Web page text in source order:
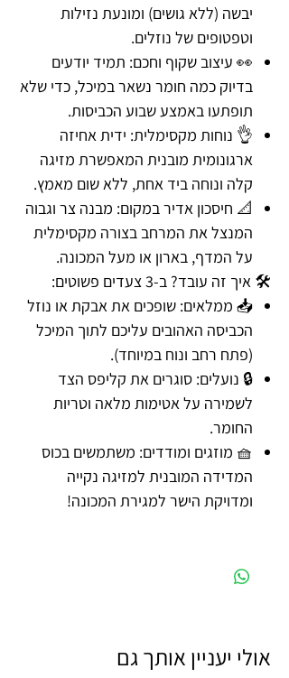
יבשה (ללא גושים) ומונעת נזילות
וטפטופים של נוזלים.
👀 עיצוב שקוף וחכם: תמיד יודעים
בדיוק כמה חומר נשאר במיכל, כדי שלא
תופתעו באמצע שבוע הכביסות.
👌 נוחות מקסימלית: ידית אחיזה
ארגונומית מובנית המאפשרת מזיגה
קלה ונוחה ביד אחת, ללא שום מאמץ.
📐 חיסכון אדיר במקום: מבנה צר וגבוה
המנצל את המרחב בצורה מקסימלית
על המדף, בארון או מעל המכונה.
🛠️ איך זה עובד? ב-3 צעדים פשוטים:
📥 ממלאים: שופכים את אבקת או נוזל
הכביסה האהובים עליכם לתוך המיכל
(פתח רחב ונוח במיוחד).
🔒 נועלים: סוגרים את קליפס הצד
לשמירה על אטימות מלאה וטריות
החומר.
🧺 מוזגים ומודדים: משתמשים בכוס
המדידה המובנית למזיגה נקייה
ומדויקת הישר למגירת המכונה!
אולי יעניין אותך גם